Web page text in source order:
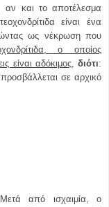
αν και το αποτέλεσμα
είναι ένα
ως νέκρωση που
ο οποίος
είναι αδόκιμος, διότι:
σε αρχικό
Μετά από ισχαιμία, ο